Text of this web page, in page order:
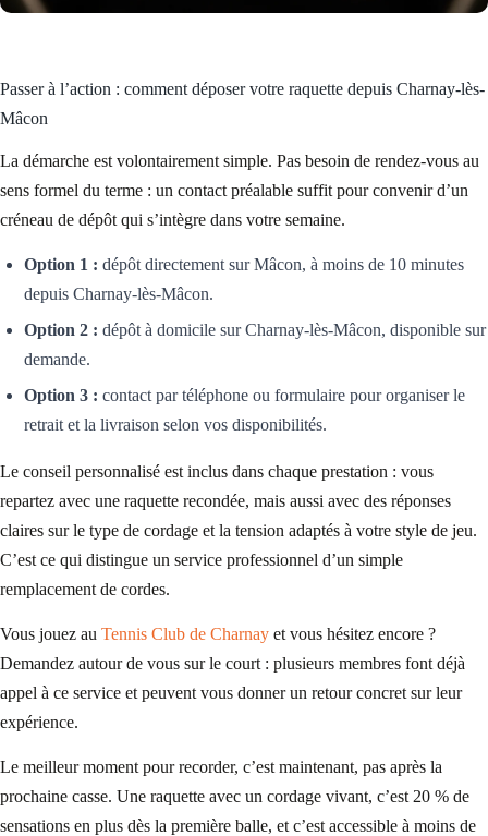
Passer à l’action : comment déposer votre raquette depuis Charnay-lès-
Mâcon
La démarche est volontairement simple. Pas besoin de rendez-vous au
sens formel du terme : un contact préalable suffit pour convenir d’un
créneau de dépôt qui s’intègre dans votre semaine.
Option 1 : dépôt directement sur Mâcon, à moins de 10 minutes
depuis Charnay-lès-Mâcon.
Option 2 : dépôt à domicile sur Charnay-lès-Mâcon, disponible sur
demande.
Option 3 : contact par téléphone ou formulaire pour organiser le
retrait et la livraison selon vos disponibilités.
Le conseil personnalisé est inclus dans chaque prestation : vous
repartez avec une raquette recondée, mais aussi avec des réponses
claires sur le type de cordage et la tension adaptés à votre style de jeu.
C’est ce qui distingue un service professionnel d’un simple
remplacement de cordes.
Vous jouez au Tennis Club de Charnay et vous hésitez encore ?
Demandez autour de vous sur le court : plusieurs membres font déjà
appel à ce service et peuvent vous donner un retour concret sur leur
expérience.
Le meilleur moment pour recorder, c’est maintenant, pas après la
prochaine casse. Une raquette avec un cordage vivant, c’est 20 % de
sensations en plus dès la première balle, et c’est accessible à moins de